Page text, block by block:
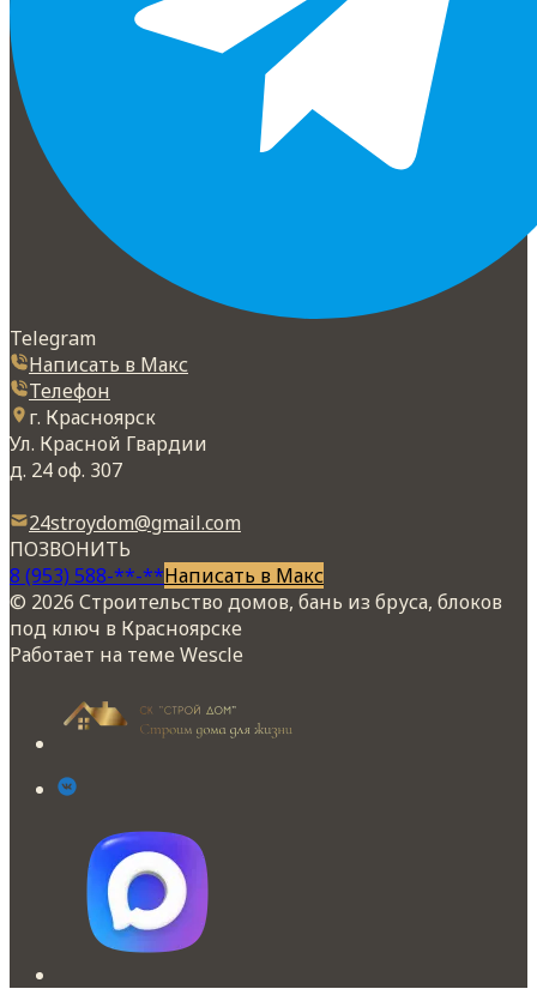
Telegram
Написать в Макс
Телефон
г. Красноярск
Ул. Красной Гвардии
д. 24 оф. 307
24stroydom@gmail.com
ПОЗВОНИТЬ
8 (953) 588-**-**Написать в Макс
© 2026 Строительство домов, бань из бруса, блоков
под ключ в Красноярске
Работает на теме Wescle